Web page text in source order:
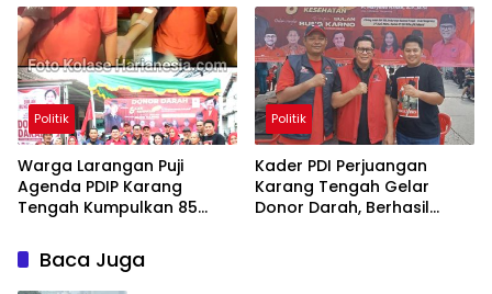
Politik
Warga Larangan Puji
Agenda PDIP Karang
Tengah Kumpulkan 85
Politik
Kader PDI Perjuangan
Karang Tengah Gelar
Donor Darah, Berhasil
Baca Juga